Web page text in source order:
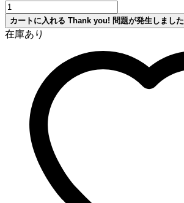
カートに入れる Thank you! 問題が発生しました
在庫あり